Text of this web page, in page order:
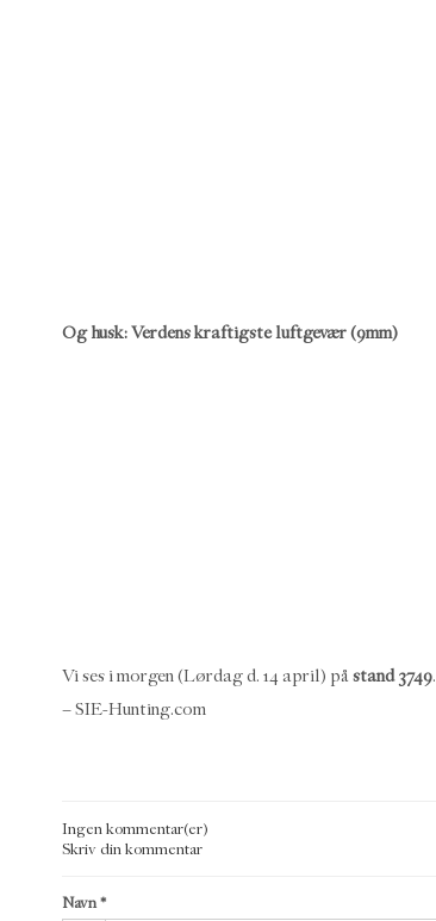
Og husk: Verdens kraftigste luftgevær (9mm)
Vi ses i morgen (Lørdag d. 14 april) påstand 3749.
– SIE-Hunting.com
Ingen kommentar(er)
Skriv din kommentar
Navn*